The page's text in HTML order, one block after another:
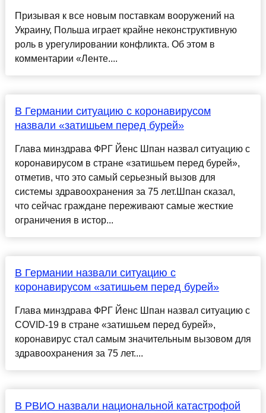
Призывая к все новым поставкам вооружений на
Украину, Польша играет крайне неконструктивную
роль в урегулировании конфликта. Об этом в
комментарии «Ленте....
В Германии ситуацию с коронавирусом
назвали «затишьем перед бурей»
Глава минздрава ФРГ Йенс Шпан назвал ситуацию с
коронавирусом в стране «затишьем перед бурей»,
отметив, что это самый серьезный вызов для
системы здравоохранения за 75 лет.Шпан сказал,
что сейчас граждане переживают самые жесткие
ограничения в истор...
В Германии назвали ситуацию с
коронавирусом «затишьем перед бурей»
Глава минздрава ФРГ Йенс Шпан назвал ситуацию с
COVID-19 в стране «затишьем перед бурей»,
коронавирус стал самым значительным вызовом для
здравоохранения за 75 лет....
В РВИО назвали национальной катастрофой